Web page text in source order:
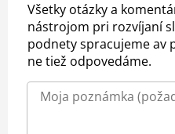
Všetky otázky a
nástrojom pri rozvíjaní
podnety spracujeme av
ne tiež odpovedáme.